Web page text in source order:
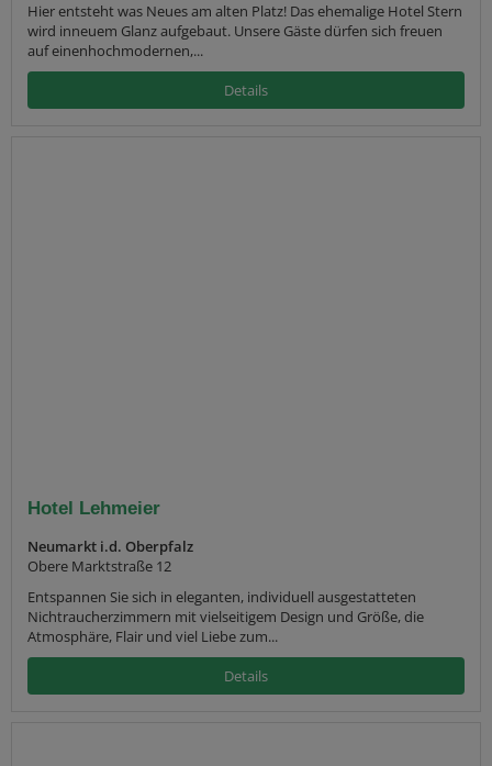
Hier entsteht was Neues am alten Platz! Das ehemalige Hotel Stern
wird inneuem Glanz aufgebaut. Unsere Gäste dürfen sich freuen
auf einenhochmodernen,...
Details
Hotel Lehmeier
Neumarkt i.d. Oberpfalz
Obere Marktstraße 12
Entspannen Sie sich in eleganten, individuell ausgestatteten
Nichtraucherzimmern mit vielseitigem Design und Größe, die
Atmosphäre, Flair und viel Liebe zum...
Details